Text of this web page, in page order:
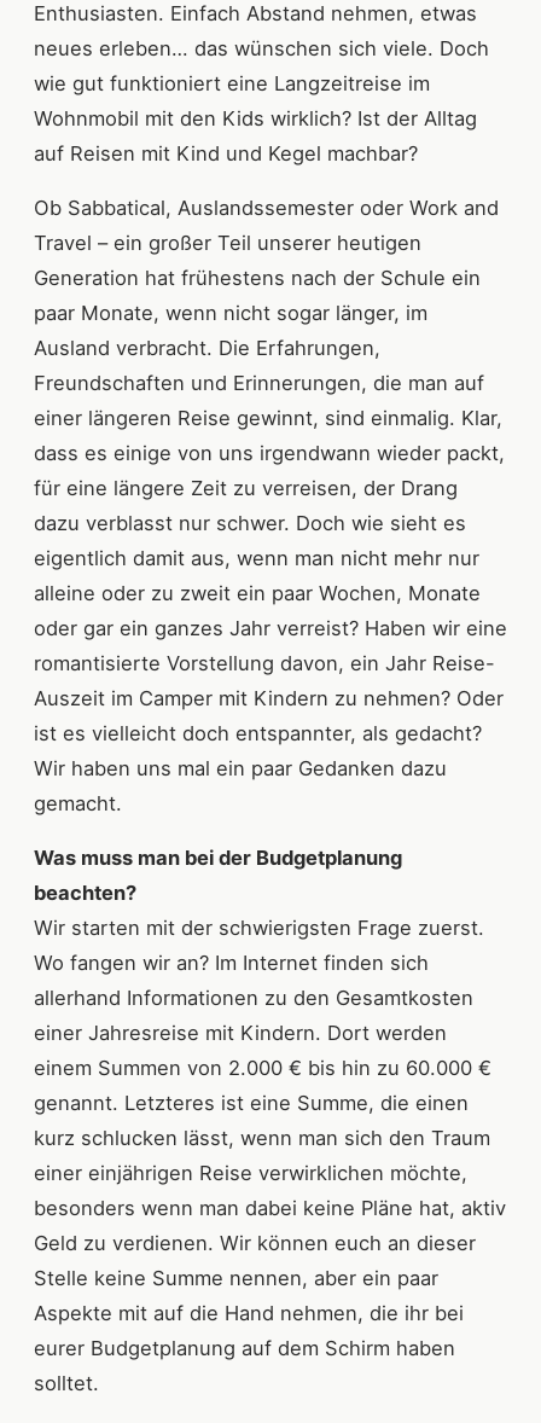
Enthusiasten. Einfach Abstand nehmen, etwas
neues erleben… das wünschen sich viele. Doch
wie gut funktioniert eine Langzeitreise im
Wohnmobil mit den Kids wirklich? Ist der Alltag
auf Reisen mit Kind und Kegel machbar?
Ob Sabbatical, Auslandssemester oder Work and
Travel – ein großer Teil unserer heutigen
Generation hat frühestens nach der Schule ein
paar Monate, wenn nicht sogar länger, im
Ausland verbracht. Die Erfahrungen,
Freundschaften und Erinnerungen, die man auf
einer längeren Reise gewinnt, sind einmalig. Klar,
dass es einige von uns irgendwann wieder packt,
für eine längere Zeit zu verreisen, der Drang
dazu verblasst nur schwer. Doch wie sieht es
eigentlich damit aus, wenn man nicht mehr nur
alleine oder zu zweit ein paar Wochen, Monate
oder gar ein ganzes Jahr verreist? Haben wir eine
romantisierte Vorstellung davon, ein Jahr Reise-
Auszeit im Camper mit Kindern zu nehmen? Oder
ist es vielleicht doch entspannter, als gedacht?
Wir haben uns mal ein paar Gedanken dazu
gemacht.
Was muss man bei der Budgetplanung
beachten?
Wir starten mit der schwierigsten Frage zuerst.
Wo fangen wir an? Im Internet finden sich
allerhand Informationen zu den Gesamtkosten
einer Jahresreise mit Kindern. Dort werden
einem Summen von 2.000 € bis hin zu 60.000 €
genannt. Letzteres ist eine Summe, die einen
kurz schlucken lässt, wenn man sich den Traum
einer einjährigen Reise verwirklichen möchte,
besonders wenn man dabei keine Pläne hat, aktiv
Geld zu verdienen. Wir können euch an dieser
Stelle keine Summe nennen, aber ein paar
Aspekte mit auf die Hand nehmen, die ihr bei
eurer Budgetplanung auf dem Schirm haben
solltet.